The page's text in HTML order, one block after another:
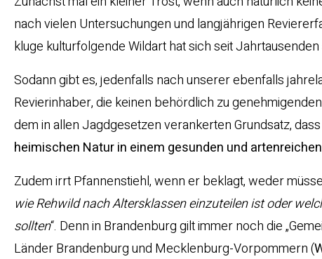
nach vielen Untersuchungen und langjährigen
kluge kulturfolgende Wildart hat sich seit
Sodann gibt es, jedenfalls nach unserer ebenfalls
Revierinhaber, die keinen behördlich zu
dem in allen Jagdgesetzen verankerten Grundsatz, dass
heimischen Natur in einem gesunden und
Zudem irrt Pfannenstiehl, wenn er beklagt, weder
wie Rehwild nach Altersklassen einzuteilen ist oder
sollten“. Denn in Brandenburg gilt immer noch die
Länder Brandenburg und Mecklenburg-Vorpommern (